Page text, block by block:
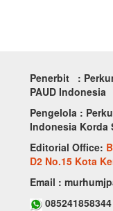
Penerbit :
PAUD Indonesia
Pengelola :
Indonesia Korda
Editorial Office:
D2 No.15 Kota
Email :
085241858344